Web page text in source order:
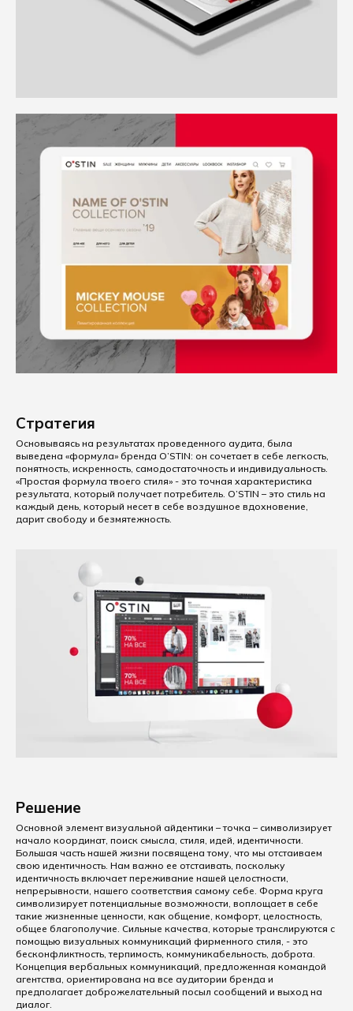
Стратегия
Основываясь на результатах проведенного аудита, была
выведена «формула» бренда O’STIN: он сочетает в себе легкость,
понятность, искренность, самодостаточность и индивидуальность.
«Простая формула твоего стиля» - это точная характеристика
результата, который получает потребитель. O’STIN – это стиль на
каждый день, который несет в себе воздушное вдохновение,
дарит свободу и безмятежность.
Решение
Основной элемент визуальной айдентики – точка – символизирует
начало координат, поиск смысла, стиля, идей, идентичности.
Большая часть нашей жизни посвящена тому, что мы отстаиваем
свою идентичность. Нам важно ее отстаивать, поскольку
идентичность включает переживание нашей целостности,
непрерывности, нашего соответствия самому себе. Форма круга
символизирует потенциальные возможности, воплощает в себе
такие жизненные ценности, как общение, комфорт, целостность,
общее благополучие. Сильные качества, которые транслируются с
помощью визуальных коммуникаций фирменного стиля, - это
бесконфликтность, терпимость, коммуникабельность, доброта.
Концепция вербальных коммуникаций, предложенная командой
агентства, ориентирована на все аудитории бренда и
предполагает доброжелательный посыл сообщений и выход на
диалог.